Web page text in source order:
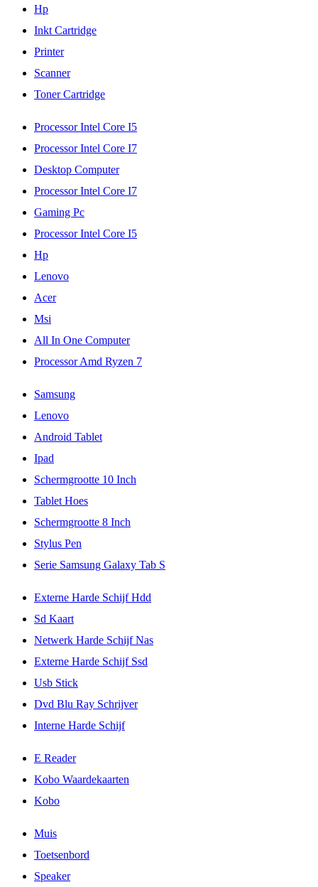
Hp
Inkt Cartridge
Printer
Scanner
Toner Cartridge
Processor Intel Core I5
Processor Intel Core I7
Desktop Computer
Processor Intel Core I7
Gaming Pc
Processor Intel Core I5
Hp
Lenovo
Acer
Msi
All In One Computer
Processor Amd Ryzen 7
Samsung
Lenovo
Android Tablet
Ipad
Schermgrootte 10 Inch
Tablet Hoes
Schermgrootte 8 Inch
Stylus Pen
Serie Samsung Galaxy Tab S
Externe Harde Schijf Hdd
Sd Kaart
Netwerk Harde Schijf Nas
Externe Harde Schijf Ssd
Usb Stick
Dvd Blu Ray Schrijver
Interne Harde Schijf
E Reader
Kobo Waardekaarten
Kobo
Muis
Toetsenbord
Speaker